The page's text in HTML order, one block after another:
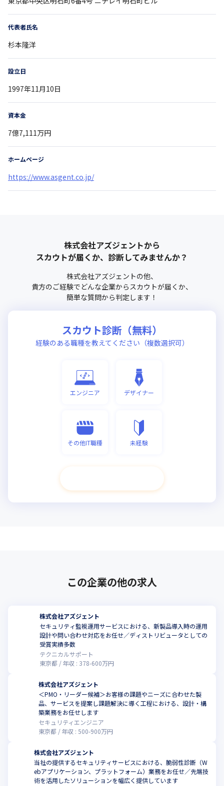
代表者氏名
杉本隆洋
設立日
1997年11月10日
資本金
7億7,111万円
ホームページ
https://www.asgent.co.jp/
株式会社アズジェントから
スカウトが届くか、診断してみませんか？
株式会社アズジェントの他、
貴方のご経験でどんな企業からスカウトが届くか、
簡単な質問から判定します！
スカウト診断（無料）
経験のある職種を教えてください（複数選択可）
エンジニア デザイナー
その他IT職種 未経験
この企業の他の求人
株式会社アズジェント
セキュリティ監視運用サービスにおける、新製品導入時の運用
設計や問い合わせ対応をお任せ／ディストリビュータとしての
受賞実績多数
テクニカルサポート
東京都
年収 : 378-600万円
株式会社アズジェント
＜PMO・リーダー候補＞お客様の課題やニーズに合わせた製
品、サービスを提案し課題解決に導く工程における、設計・構
築業務をお任せします
セキュリティエンジニア
東京都
年収 : 500-900万円
株式会社アズジェント
当社の提供するセキュリティサービスにおける、脆弱性診断（W
ebアプリケーション、プラットフォーム）業務をお任せ／先端技
術を活用したソリューションを幅広く提供しています